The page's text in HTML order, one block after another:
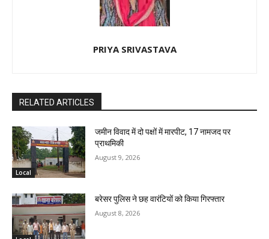
PRIYA SRIVASTAVA
RELATED ARTICLES
Local
जमीन विवाद में दो पक्षों में मारपीट, 17 नामजद पर
प्राथमिकी
August 9, 2026
बरेसर पुलिस ने छह वारंटियों को किया गिरफ्तार
August 8, 2026